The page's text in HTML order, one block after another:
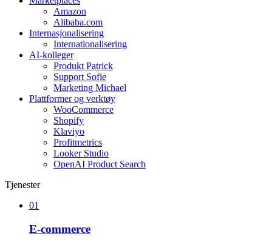
Amazon
Alibaba.com
Internasjonalisering
Internationalisering
AI-kolleger
Produkt Patrick
Support Sofie
Marketing Michael
Plattformer og verktøy
WooCommerce
Shopify
Klaviyo
Profitmetrics
Looker Studio
OpenAI Product Search
Tjenester
01
E-commerce